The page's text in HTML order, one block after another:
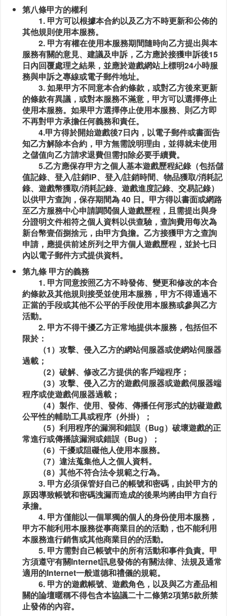
第八條甲方的權利
1. 甲方可以根據本合約以及乙方不時更新和公佈的
其他規則使用本服務。
2. 甲方有權在使用本服務期間隨時向乙方提出與本
服務有關的意見、建議及申訴，乙方應於接獲申訴後15
日內回覆處理之結果，並應於遊戲網站上標明24小時服
務與申訴之專線或電子郵件地址。
3. 如果甲方不同意本合約條款，或對乙方後來更新
的條款有異議，或對本服務不滿意，甲方可以選擇停止
使用本服務。如果甲方選擇停止使用本服務、則乙方即
不再對甲方承擔任何義務和責任。
4.甲方得於開始遊戲後7日內，以電子郵件或書面告
知乙方解除本合約，甲方無需說明理由，並得就未使用
之儲值向乙方請求退費但需扣除必要手續費。
5.乙方應保存甲方之個人基本遊戲歷程紀錄（包括儲
值記錄、登入/註銷IP、登入/註銷時間、物品獲取/消耗記
錄、遊戲幣獲取/消耗記錄、遊戲進度記錄、交易記錄）
以供甲方查詢，保存期間為 40 日。甲方得以書面或網路
至乙方服務中心申請調閲個人遊戲歷程，且需提出與身
分證明文件相符之個人資料以供查驗，查詢費用每次為
新台幣壹佰捌捨元，由甲方負擔。乙方接獲甲方之查詢
申請，應提供前述所列之甲方個人遊戲歷程，並於七日
內以電子郵件方式提供資料。
第九條 甲方的義務
1. 甲方同意按照乙方不時發佈、變更和修改的本合
約條款及其他規則接受並使用本服務，甲方不得通過不
正當的手段或其他不公平的手段使用本服務或參與乙方
活動。
2. 甲方不得干擾乙方正常地提供本服務，包括但不
限於：
（1）攻擊、侵入乙方的網站伺服器或使網站伺服器
過載；
（2）破解、修改乙方提供的客戶端程序；
（3）攻擊、侵入乙方的遊戲伺服器或遊戲伺服器端
程序或使遊戲伺服器過載；
（4）製作、使用、發佈、傳播任何形式的妨礙遊戲
公平性的輔助工具或程序（外掛）；
（5）利用程序的漏洞和錯誤（Bug）破壞遊戲的正
常進行或傳播該漏洞或錯誤（Bug）；
（6）干擾或阻礙他人使用本服務。
（7）違法蒐集他人之個人資料。
（8）其他不符合法令規範之行為。
3. 甲方必須保管好自己的帳號和密碼，由於甲方的
原因導致帳號和密碼洩漏而造成的後果均將由甲方自行
承擔。
4. 甲方僅能以一個單獨的個人的身份使用本服務，
甲方不能利用本服務從事商業目的的活動，也不能利用
本服務進行銷售或其他商業目的的活動。
5. 甲方需對自己帳號中的所有活動和事件負責。甲
方須遵守有關Internet訊息發佈的有關法律、法規及通常
適用的Internet一般道德和禮儀的規範。
6. 甲方的遊戲帳號、遊戲角色，以及與乙方產品相
關的論壇暱稱不得包含本協議二十二條第2項第5款所禁
止發佈的內容。